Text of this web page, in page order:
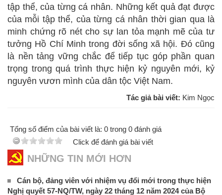
tập thể, của từng cá nhân. Những kết quả đạt được
của mỗi tập thể, của từng cá nhân thời gian qua là
minh chứng rõ nét cho sự lan tỏa mạnh mẽ của tư
tưởng Hồ Chí Minh trong đời sống xã hội. Đó cũng
là nền tảng vững chắc để tiếp tục góp phần quan
trọng trong quá trình thực hiện kỷ nguyên mới, kỷ
nguyên vươn mình của dân tộc Việt Nam.
Tác giả bài viết: Kim Ngọc
Tổng số điểm của bài viết là: 0 trong 0 đánh giá
Click để đánh giá bài viết
NHỮNG TIN MỚI HƠN
Cán bộ, đảng viên với nhiệm vụ đổi mới trong thực hiện
Nghị quyết 57-NQ/TW, ngày 22 tháng 12 năm 2024 của Bộ